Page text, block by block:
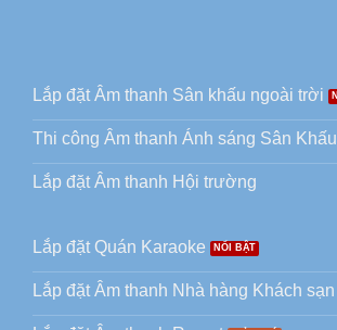
Lắp đặt Âm thanh Sân khấu ngoài trời
Thi công Âm thanh Ánh sáng Sân Khấu
Lắp đặt Âm thanh Hội trường
Lắp đặt Quán Karaoke
Lắp đặt Âm thanh Nhà hàng Khách sạn